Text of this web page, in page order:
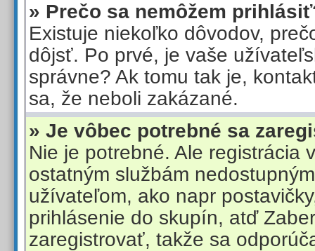
» Prečo sa nemôžem
Existuje niekoľko dôvodov,
dôjsť. Po prvé, je vaše
správne? Ak tomu tak je,
sa, že neboli zakázané.
» Je vôbec potrebné sa
Nie je potrebné. Ale registrácia
ostatným službám
užívateľom, ako napr
prihlásenie do skupín, atď
zaregistrovať, takže sa